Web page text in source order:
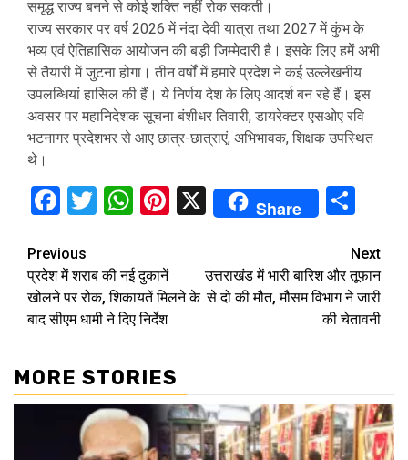
समृद्ध राज्य बनने से कोई शक्ति नहीं रोक सकती।
राज्य सरकार पर वर्ष 2026 में नंदा देवी यात्रा तथा 2027 में कुंभ के
भव्य एवं ऐतिहासिक आयोजन की बड़ी जिम्मेदारी है। इसके लिए हमें अभी
से तैयारी में जुटना होगा। तीन वर्षों में हमारे प्रदेश ने कई उल्लेखनीय
उपलब्धियां हासिल की हैं। ये निर्णय देश के लिए आदर्श बन रहे हैं। इस
अवसर पर महानिदेशक सूचना बंशीधर तिवारी, डायरेक्टर एसओए रवि
भटनागर प्रदेशभर से आए छात्र-छात्राएं, अभिभावक, शिक्षक उपस्थित
थे।
Facebook
Twitter
WhatsApp
Pinterest
X Share
Continue
Reading
Previous
प्रदेश में शराब की नई दुकानें
खोलने पर रोक, शिकायतें मिलने के
बाद सीएम धामी ने दिए निर्देश
Next
उत्तराखंड में भारी बारिश और तूफान
से दो की मौत, मौसम विभाग ने जारी
की चेतावनी
MORE STORIES